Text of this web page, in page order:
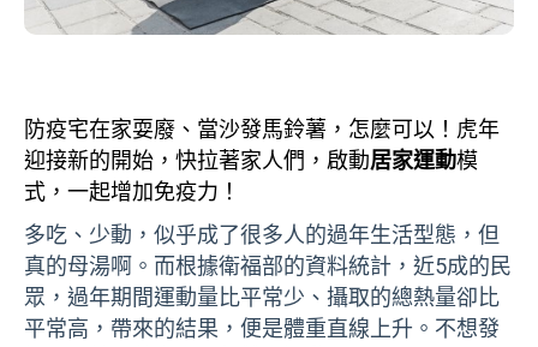
防疫宅在家耍廢、當沙發馬鈴薯，怎麼可以！虎年
迎接新的開始，快拉著家人們，啟動居家運動模
式，一起增加免疫力！
多吃、少動，似乎成了很多人的過年生活型態，但
真的母湯啊。而根據衛福部的資料統計，近5成的民
眾，過年期間運動量比平常少、攝取的總熱量卻比
平常高，帶來的結果，便是體重直線上升。不想發